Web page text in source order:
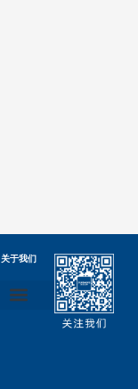
关于我们